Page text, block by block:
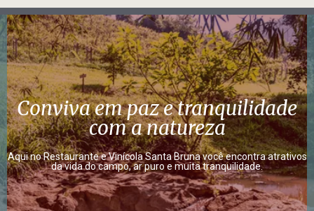
Conviva em paz e tranquilidade
com a natureza
Aqui no Restaurante e Vinícola Santa Bruna você encontra atrativos
da vida do campo, ar puro e muita tranquilidade.